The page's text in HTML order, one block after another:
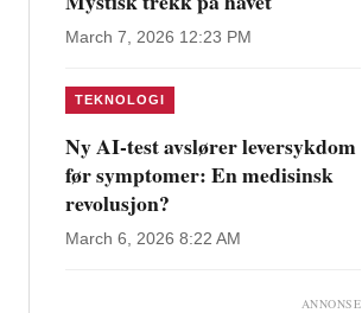
March 7, 2026 12:23 PM
TEKNOLOGI
Ny AI-test avslører leversykdom
før symptomer: En medisinsk
revolusjon?
March 6, 2026 8:22 AM
ANNONSE